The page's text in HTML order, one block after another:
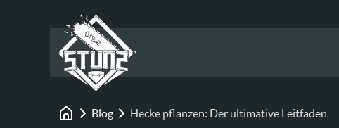
Startseite
Blog Hecke pflanzen: Der ultimative Leitfaden